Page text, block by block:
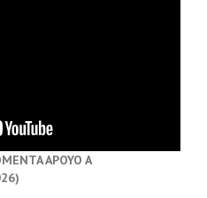
APOYO A